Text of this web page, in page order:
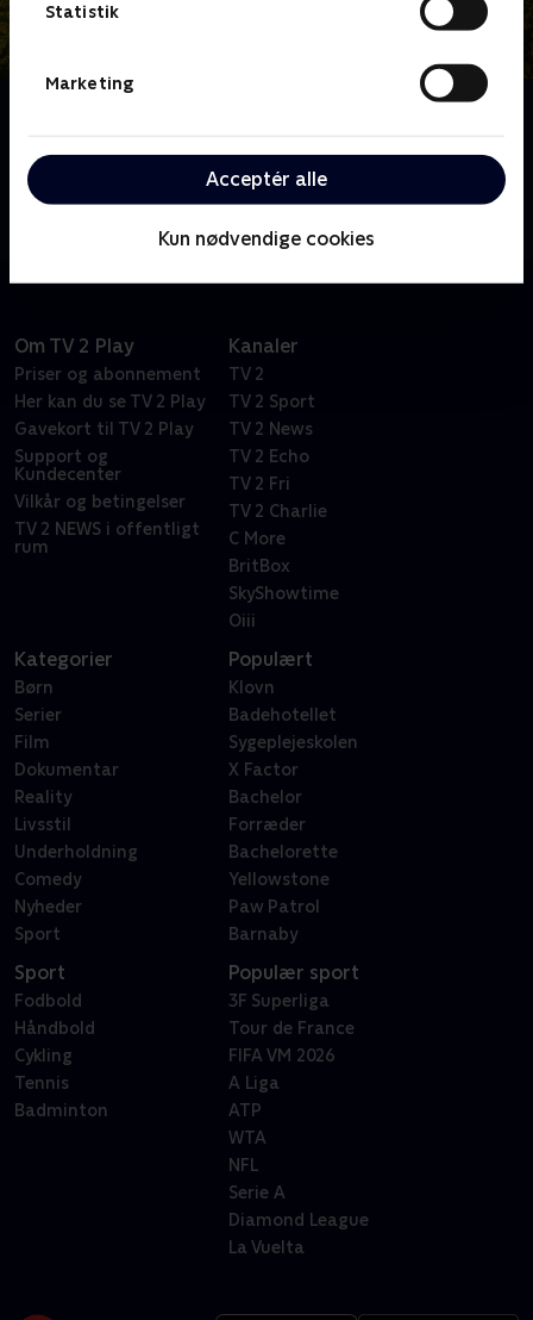
Statistik
Marketing
Acceptér alle
Kun nødvendige cookies
drømmehjemmene for helt almindelige mennesker.
Følg deres eventyr og hårde arbejde, når de realiserer
deres drømme om alt fra vinkældre til nye haveanlæg
Om TV 2 Play
Priser og abonnement
Her kan du se TV 2 Play
Gavekort til TV 2 Play
Support og
Kundecenter
Vilkår og betingelser
TV 2 NEWS i offentligt
rum
Kanaler
TV 2
TV 2 Sport
TV 2 News
TV 2 Echo
TV 2 Fri
TV 2 Charlie
C More
BritBox
SkyShowtime
Oiii
Kategorier
Børn
Serier
Film
Dokumentar
Reality
Livsstil
Underholdning
Comedy
Nyheder
Sport
Populært
Klovn
Badehotellet
Sygeplejeskolen
X Factor
Bachelor
Forræder
Bachelorette
Yellowstone
Paw Patrol
Barnaby
Sport
Fodbold
Håndbold
Cykling
Tennis
Badminton
Populær sport
3F Superliga
Tour de France
FIFA VM 2026
A Liga
ATP
WTA
NFL
Serie A
Diamond League
La Vuelta